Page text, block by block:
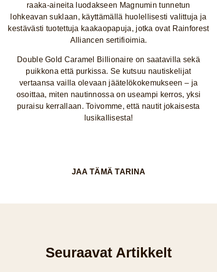
raaka-aineita luodakseen Magnumin tunnetun
lohkeavan suklaan, käyttämällä huolellisesti valittuja ja
kestävästi tuotettuja kaakaopapuja, jotka ovat Rainforest
Alliancen sertifioimia.
Double Gold Caramel Billionaire on saatavilla sekä
puikkona että purkissa. Se kutsuu nautiskelijat
vertaansa vailla olevaan jäätelökokemukseen – ja
osoittaa, miten nautinnossa on useampi kerros, yksi
puraisu kerrallaan. Toivomme, että nautit jokaisesta
lusikallisesta!
JAA TÄMÄ TARINA
Seuraavat Artikkelt